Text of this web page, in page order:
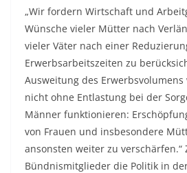
„Wir fordern Wirtschaft und
Wünsche vieler Mütter nach
vieler Väter nach einer
Erwerbsarbeitszeiten zu
Ausweitung des Erwerbsvolumens
nicht ohne Entlastung bei der
Männer funktionieren:
von Frauen und insbesondere
ansonsten weiter zu verschärfen.“
Bündnismitglieder die Politik in